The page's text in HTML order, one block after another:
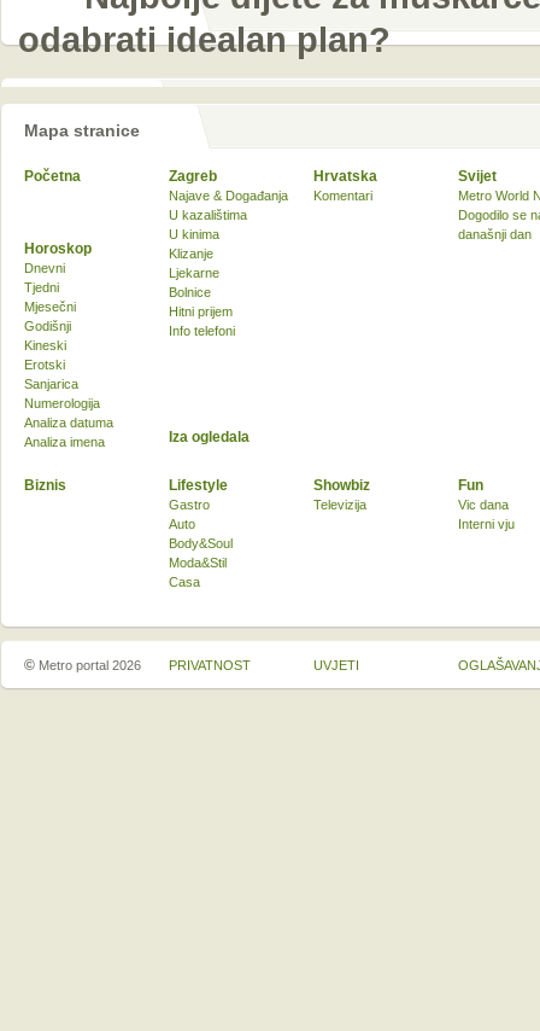
odabrati idealan plan?
Mapa stranice
Početna Zagreb
Najave & Događanja
U kazalištima
U kinima
Klizanje
Ljekarne
Bolnice
Hitni prijem
Info telefoni
Hrvatska
Komentari
Svijet
Metro World
Dogodilo se
današnji dan
Biznis Lifestyle
Gastro
Auto
Body&Soul
Moda&Stil
Casa
Showbiz
Televizija
Fun
Vic dana
Interni vju
Horoskop
Dnevni
Tjedni
Mjesečni
Godišnji
Kineski
Erotski
Sanjarica
Numerologija
Analiza datuma
Analiza imena
Iza ogledala
© Metro portal 2026 PRIVATNOST UVJETI